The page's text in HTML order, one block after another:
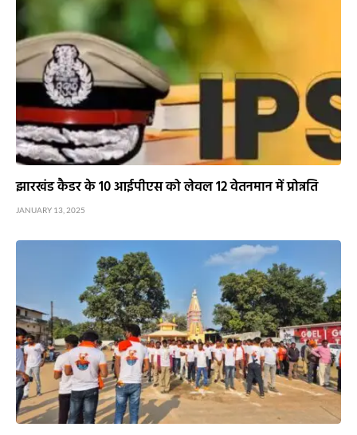
झारखंड कैडर के 10 आईपीएस को लेवल 12 वेतनमान में प्रोन्नति
JANUARY 13, 2025